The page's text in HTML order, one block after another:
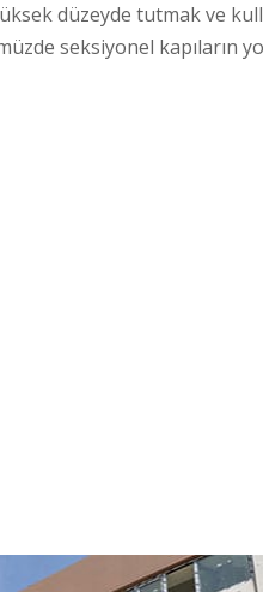
düzeyde tutmak ve
seksiyonel kapıların